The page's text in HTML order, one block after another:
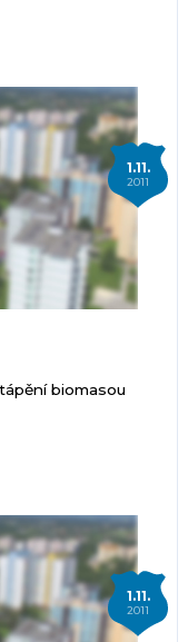
1.11.
2011
biomasou
1.11.
2011